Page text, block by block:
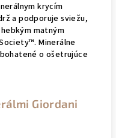
krycím
a podporuje sviežu,
matným
Minerálne
o ošetrujúce
Giordani